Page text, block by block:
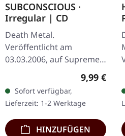
SUBCONSCIOUS ·
Irregular | CD
Death Metal.
Veröffentlicht am
03.03.2006, auf Supreme
Chaos Records. CD im
Jewelcase mit 8-seitigem
Booklet. Subconscious
liefern mit "Irregular"…
Regulärer
9,99 €
Sofort verfügbar,
Lieferzeit: 1-2 Werktage
HINZUFÜGEN